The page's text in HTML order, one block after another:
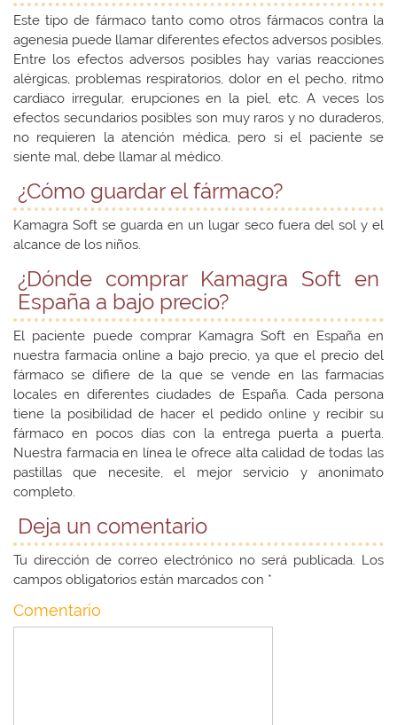
Este tipo de fármaco tanto como otros fármacos contra la
agenesia puede llamar diferentes efectos adversos posibles.
Entre los efectos adversos posibles hay varias reacciones
alérgicas, problemas respiratorios, dolor en el pecho, ritmo
cardiaco irregular, erupciones en la piel, etc. A veces los
efectos secundarios posibles son muy raros y no duraderos,
no requieren la atención médica, pero si el paciente se
siente mal, debe llamar al médico.
¿Cómo guardar el fármaco?
Kamagra Soft se guarda en un lugar seco fuera del sol y el
alcance de los niños.
¿Dónde comprar Kamagra Soft en
España a bajo precio?
El paciente puede comprar Kamagra Soft en España en
nuestra farmacia online a bajo precio, ya que el precio del
fármaco se difiere de la que se vende en las farmacias
locales en diferentes ciudades de España. Cada persona
tiene la posibilidad de hacer el pedido online y recibir su
fármaco en pocos días con la entrega puerta a puerta.
Nuestra farmacia en línea le ofrece alta calidad de todas las
pastillas que necesite, el mejor servicio y anonimato
completo.
Deja un comentario
Tu dirección de correo electrónico no será publicada. Los
campos obligatorios están marcados con *
Comentario